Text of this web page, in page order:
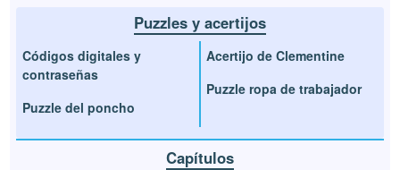
Puzzles y acertijos
Códigos digitales y
contraseñas
Puzzle del poncho
Acertijo de Clementine
Puzzle ropa de trabajador
Capítulos